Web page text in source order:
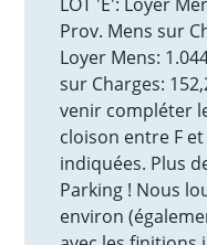
LOT 'E': Loyer
Prov. Mens sur
Loyer Mens:
sur Charges:
venir compléter
cloison entre F
indiquées. Plus
Parking ! Nous
environ